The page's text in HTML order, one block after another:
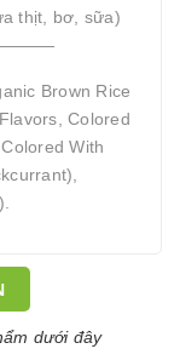
thịt, bơ, sữa)
Brown Rice
Colored
With
dưới đây